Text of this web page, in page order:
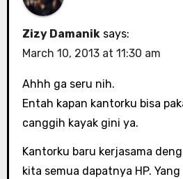
Zizy Damanik says:
March 10, 2013 at 11:30 am
Ahhh ga seru nih.
Entah kapan kantorku bisa
canggih kayak gini ya.
Kantorku baru kerjasama
kita semua dapatnya HP. Yang